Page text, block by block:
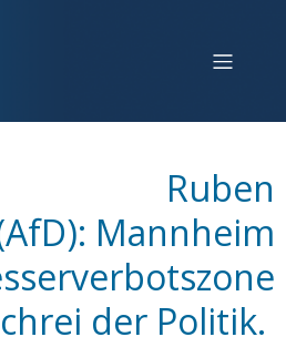
Ruben
Mannheim
der Politik.